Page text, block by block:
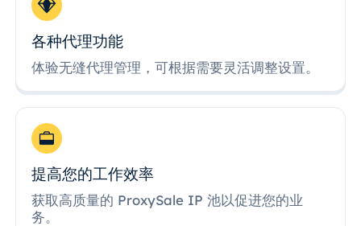
各种代理功能
体验无缝代理管理，可根据需要灵活调整设置。
提高您的工作效率
获取高质量的 ProxySale IP 池以促进您的业
务。